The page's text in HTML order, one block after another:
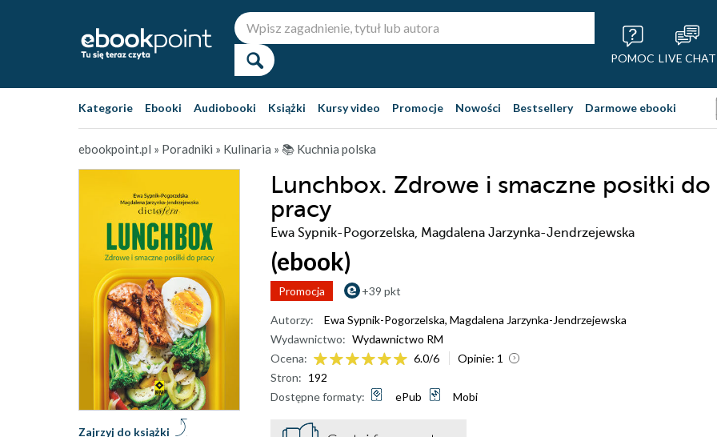
POMOC LIVE CHAT
Kategorie Ebooki Audiobooki Książki Kursy video Promocje Nowości Bestsellery Darmowe ebooki
ebookpoint.pl » Poradniki » Kulinaria » 📚 Kuchnia polska
Lunchbox. Zdrowe i smaczne posiłki do
pracy
Ewa Sypnik-Pogorzelska, Magdalena Jarzynka-Jendrzejewska
(ebook)
Promocja +39 pkt
Zajrzyj do książki
Autorzy: Ewa Sypnik-Pogorzelska, Magdalena Jarzynka-Jendrzejewska
Wydawnictwo: Wydawnictwo RM
Ocena:
6.0/6 Opinie: 1
Stron: 192
Dostępne formaty:
ePub Mobi